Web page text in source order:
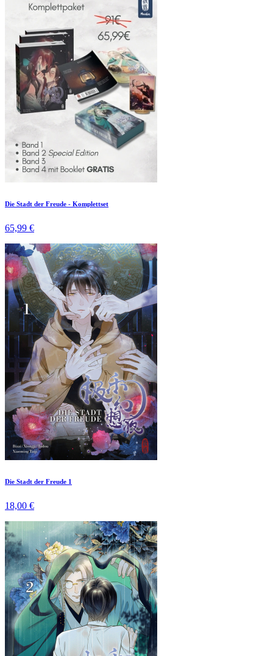
Die Stadt der Freude - Komplettset
65,99 €
Die Stadt der Freude 1
18,00 €